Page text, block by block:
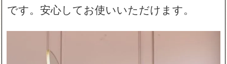
です。安心してお使いいただけます。